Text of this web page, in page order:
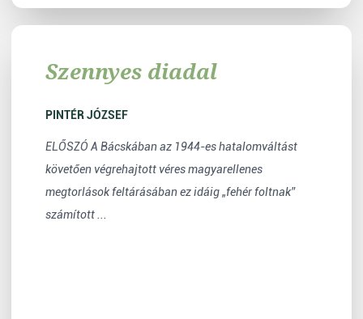
Szennyes diadal
PINTÉR JÓZSEF
ELŐSZÓ A Bácskában az 1944-es hatalomváltást
követően végrehajtott véres magyarellenes
megtorlások feltárásában ez idáig „fehér foltnak”
számított ...